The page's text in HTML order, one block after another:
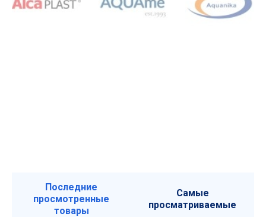
Последние
просмотренные
товары
Самые
просматриваемые